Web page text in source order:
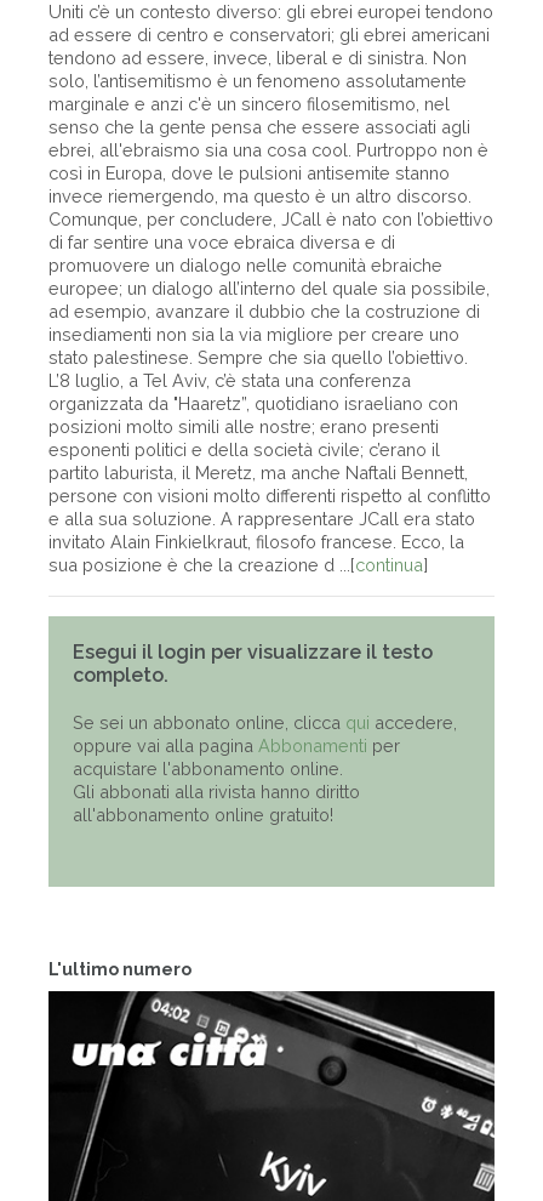
L'ultimo numero
Uniti c’è un contesto diverso: gli ebrei europei tendono
ad essere di centro e conservatori; gli ebrei americani
tendono ad essere, invece, liberal e di sinistra. Non
solo, l’antisemitismo è un fenomeno assolutamente
marginale e anzi c'è un sincero filosemitismo, nel
senso che la gente pensa che essere associati agli
ebrei, all'ebraismo sia una cosa cool. Purtroppo non è
così in Europa, dove le pulsioni antisemite stanno
invece riemergendo, ma questo è un altro discorso.
Comunque, per concludere, JCall è nato con l’obiettivo
di far sentire una voce ebraica diversa e di
promuovere un dialogo nelle comunità ebraiche
europee; un dialogo all’interno del quale sia possibile,
ad esempio, avanzare il dubbio che la costruzione di
insediamenti non sia la via migliore per creare uno
stato palestinese. Sempre che sia quello l’obiettivo.
L’8 luglio, a Tel Aviv, c’è stata una conferenza
organizzata da "Haaretz”, quotidiano israeliano con
posizioni molto simili alle nostre; erano presenti
esponenti politici e della società civile; c’erano il
partito laburista, il Meretz, ma anche Naftali Bennett,
persone con visioni molto differenti rispetto al conflitto
e alla sua soluzione. A rappresentare JCall era stato
invitato Alain Finkielkraut, filosofo francese. Ecco, la
sua posizione è che la creazione d ...[continua]
Esegui il login per visualizzare il testo
completo.
Se sei un abbonato online, clicca qui accedere,
oppure vai alla pagina Abbonamenti per
acquistare l'abbonamento online.
Gli abbonati alla rivista hanno diritto
all'abbonamento online gratuito!